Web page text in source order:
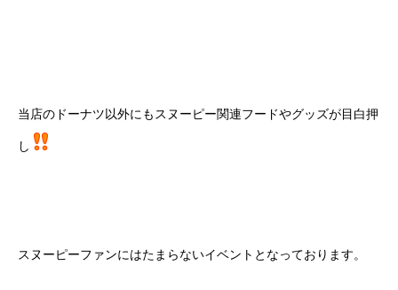
当店のドーナツ以外にもスヌーピー関連フードやグッズが目白押
し
スヌーピーファンにはたまらないイベントとなっております。